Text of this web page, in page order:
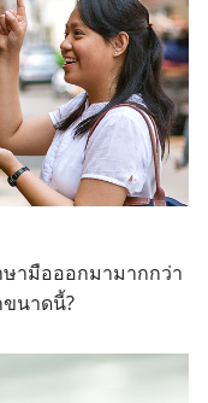
ามือออกมามากกว่า
นาดนี้?